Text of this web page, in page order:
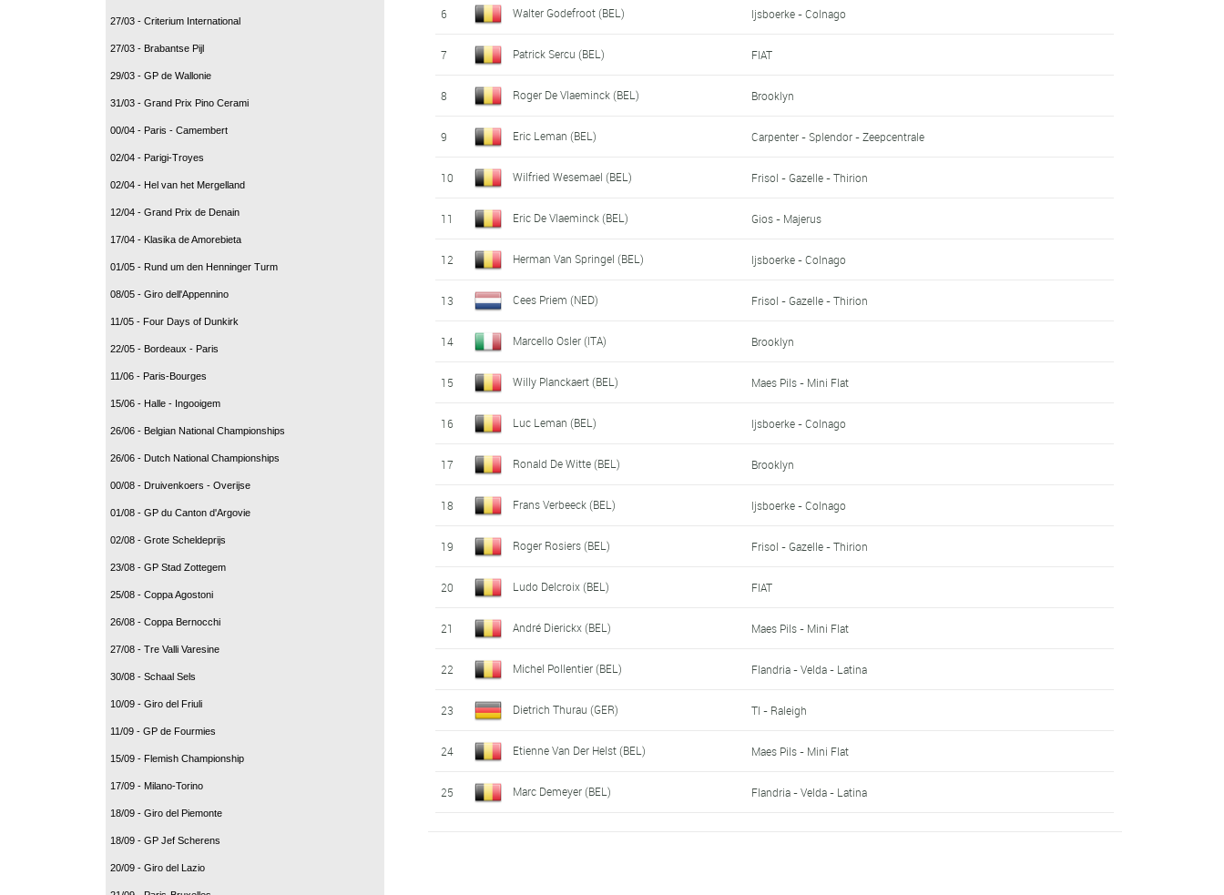
27/03 - Criterium International
27/03 - Brabantse Pijl
29/03 - GP de Wallonie
31/03 - Grand Prix Pino Cerami
00/04 - Paris - Camembert
02/04 - Parigi-Troyes
02/04 - Hel van het Mergelland
12/04 - Grand Prix de Denain
17/04 - Klasika de Amorebieta
01/05 - Rund um den Henninger Turm
08/05 - Giro dell'Appennino
11/05 - Four Days of Dunkirk
22/05 - Bordeaux - Paris
11/06 - Paris-Bourges
15/06 - Halle - Ingooigem
26/06 - Belgian National Championships
26/06 - Dutch National Championships
00/08 - Druivenkoers - Overijse
01/08 - GP du Canton d'Argovie
02/08 - Grote Scheldeprijs
23/08 - GP Stad Zottegem
25/08 - Coppa Agostoni
26/08 - Coppa Bernocchi
27/08 - Tre Valli Varesine
30/08 - Schaal Sels
10/09 - Giro del Friuli
11/09 - GP de Fourmies
15/09 - Flemish Championship
17/09 - Milano-Torino
18/09 - Giro del Piemonte
18/09 - GP Jef Scherens
20/09 - Giro del Lazio
6 Walter Godefroot (BEL) Ijsboerke - Colnago
7 Patrick Sercu (BEL) FIAT
8 Roger De Vlaeminck (BEL) Brooklyn
9 Eric Leman (BEL) Carpenter - Splendor - Zeepcentrale
10 Wilfried Wesemael (BEL) Frisol - Gazelle - Thirion
11 Eric De Vlaeminck (BEL) Gios - Majerus
12 Herman Van Springel (BEL) Ijsboerke - Colnago
13 Cees Priem (NED) Frisol - Gazelle - Thirion
14 Marcello Osler (ITA) Brooklyn
15 Willy Planckaert (BEL) Maes Pils - Mini Flat
16 Luc Leman (BEL) Ijsboerke - Colnago
17 Ronald De Witte (BEL) Brooklyn
18 Frans Verbeeck (BEL) Ijsboerke - Colnago
19 Roger Rosiers (BEL) Frisol - Gazelle - Thirion
20 Ludo Delcroix (BEL) FIAT
21 André Dierickx (BEL) Maes Pils - Mini Flat
22 Michel Pollentier (BEL) Flandria - Velda - Latina
23 Dietrich Thurau (GER) TI - Raleigh
24 Etienne Van Der Helst (BEL) Maes Pils - Mini Flat
25 Marc Demeyer (BEL) Flandria - Velda - Latina